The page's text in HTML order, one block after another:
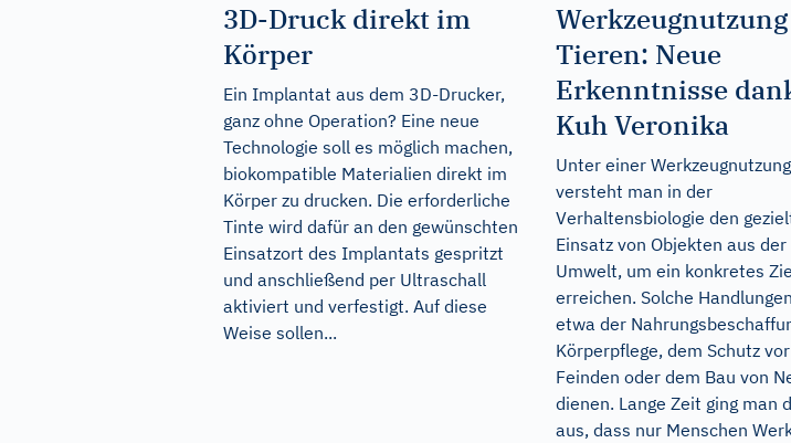
3D-Druck direkt im
Körper
Ein Implantat aus dem 3D-Drucker,
ganz ohne Operation? Eine neue
Technologie soll es möglich machen,
biokompatible Materialien direkt im
Körper zu drucken. Die erforderliche
Tinte wird dafür an den gewünschten
Einsatzort des Implantats gespritzt
und anschließend per Ultraschall
aktiviert und verfestigt. Auf diese
Weise sollen...
Tieren: Neue
Erkenntnisse
Kuh Veronika
Unter einer Werkzeugnutzung
versteht man in der
Verhaltensbiologie den
Einsatz von Objekten aus der
Umwelt, um ein konkretes
erreichen. Solche
etwa der
Körperpflege, dem Schutz vor
Feinden oder dem Bau von
dienen. Lange Zeit ging man
aus, dass nur Menschen